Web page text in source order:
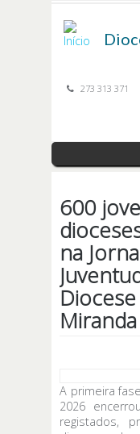
273 313 371
600
na
Miranda
A primeira
2026
registados,